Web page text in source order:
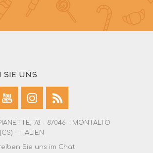
SIE UNS
78 - 87046 - MONTALTO
- ITALIEN
Sie uns im Chat